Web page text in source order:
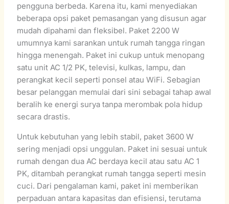
pengguna berbeda. Karena itu, kami menyediakan
beberapa opsi paket pemasangan yang disusun agar
mudah dipahami dan fleksibel. Paket 2200 W
umumnya kami sarankan untuk rumah tangga ringan
hingga menengah. Paket ini cukup untuk menopang
satu unit AC 1/2 PK, televisi, kulkas, lampu, dan
perangkat kecil seperti ponsel atau WiFi. Sebagian
besar pelanggan memulai dari sini sebagai tahap awal
beralih ke energi surya tanpa merombak pola hidup
secara drastis.
Untuk kebutuhan yang lebih stabil, paket 3600 W
sering menjadi opsi unggulan. Paket ini sesuai untuk
rumah dengan dua AC berdaya kecil atau satu AC 1
PK, ditambah perangkat rumah tangga seperti mesin
cuci. Dari pengalaman kami, paket ini memberikan
perpaduan antara kapasitas dan efisiensi, terutama